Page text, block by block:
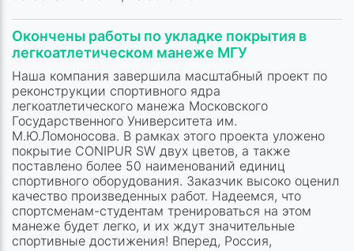
Окончены работы по укладке покрытия в
легкоатлетическом манеже МГУ
Наша компания завершила масштабный проект по
реконструкции спортивного ядра
легкоатлетического манежа Московского
Государственного Университета им.
М.Ю.Ломоносова. В рамках этого проекта уложено
покрытие CONIPUR SW двух цветов, а также
поставлено более 50 наименований единиц
спортивного оборудования. Заказчик высоко оценил
качество произведенных работ. Надеемся, что
спортсменам-студентам тренироваться на этом
манеже будет легко, и их ждут значительные
спортивные достижения! Вперед, Россия,